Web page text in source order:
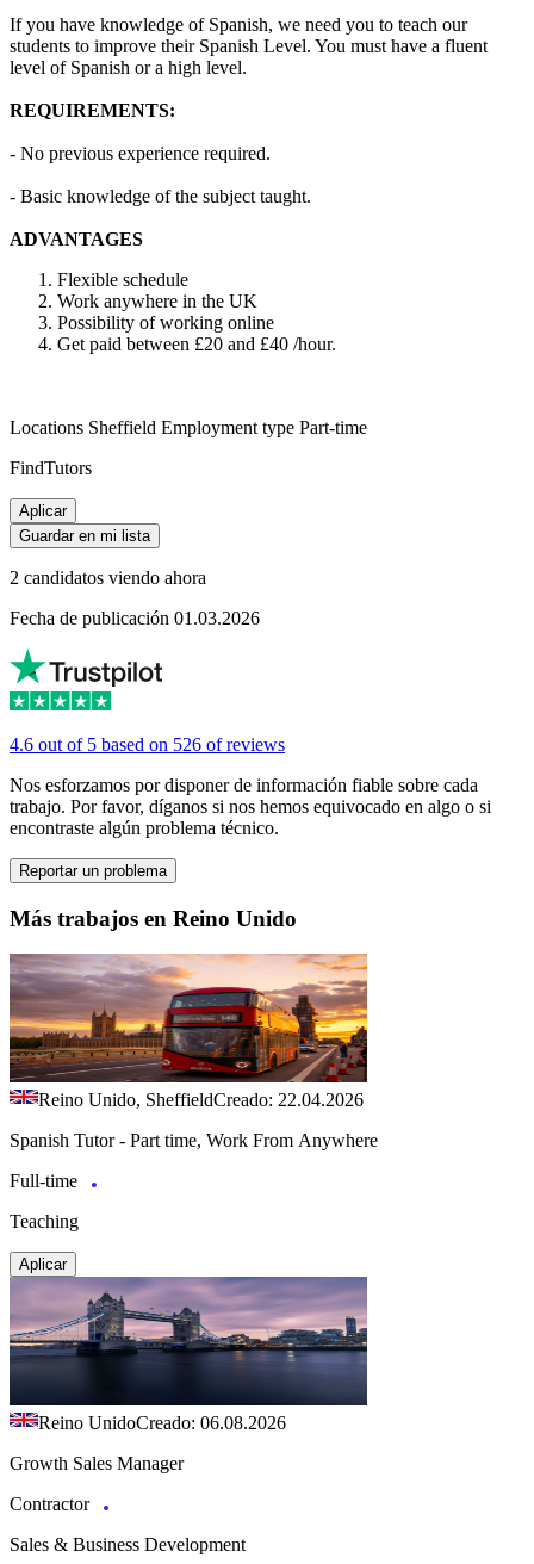
If you have knowledge of Spanish, we need you to teach our
students to improve their Spanish Level. You must have a fluent
level of Spanish or a high level.
REQUIREMENTS:
- No previous experience required.
- Basic knowledge of the subject taught.
ADVANTAGES
Flexible schedule
Work anywhere in the UK
Possibility of working online
Get paid between £20 and £40 /hour.
Locations Sheffield Employment type Part-time
FindTutors
Aplicar
Guardar en mi lista
2 candidatos viendo ahora
Fecha de publicación 01.03.2026
4.6 out of 5 based on 526 of reviews
Nos esforzamos por disponer de información fiable sobre cada
trabajo. Por favor, díganos si nos hemos equivocado en algo o si
encontraste algún problema técnico.
Reportar un problema
Más trabajos en Reino Unido
Reino Unido, SheffieldCreado: 22.04.2026
Spanish Tutor - Part time, Work From Anywhere
Full-time
Teaching
Aplicar
Reino UnidoCreado: 06.08.2026
Growth Sales Manager
Contractor
Sales & Business Development